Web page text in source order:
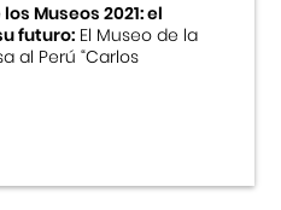
Museos 2021: el
futuro:El Museo de la
al Perú “Carlos